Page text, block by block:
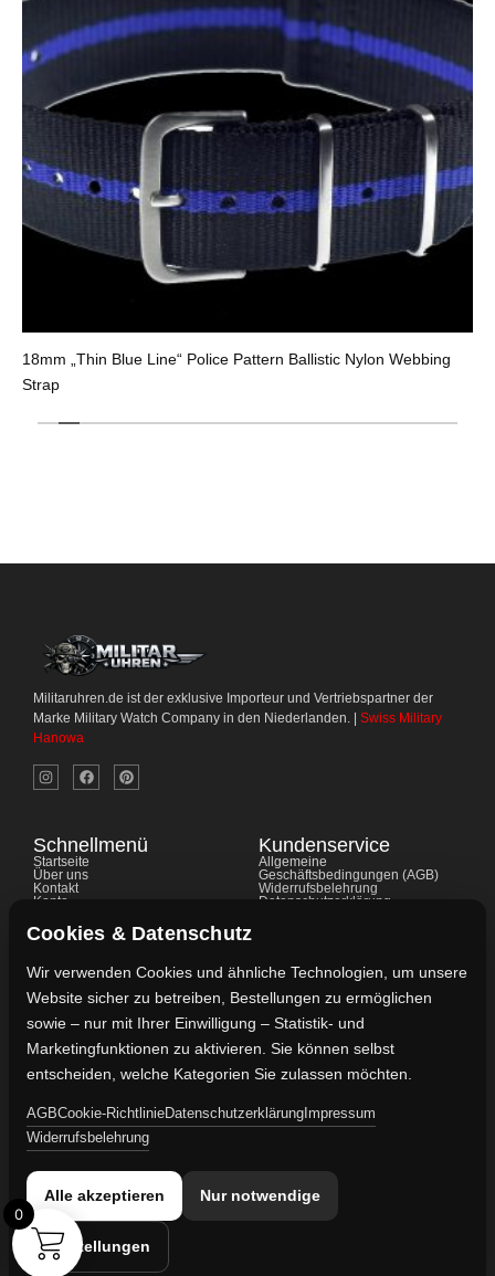
18mm „Thin Blue Line“ Police Pattern Ballistic Nylon Webbing
Strap
Militaruhren.de ist der exklusive Importeur und Vertriebspartner der
Marke Military Watch Company in den Niederlanden. | Swiss Military
Hanowa
Schnellmenü
Startseite
Über uns
Kontakt
Konto
FAQ's
Kundenservice
Allgemeine
Geschäftsbedingungen (AGB)
Widerrufsbelehrung
Datenschutzerklärung
Kontaktdaten
Vertreten durch:
Lievaart B.V.
Kontakt:
info@militaruhren.de
KVK-Nummer: 74829491
Umsatzsteuer-ID:
Cookies & Datenschutz
Wir verwenden Cookies und ähnliche Technologien, um unsere
Website sicher zu betreiben, Bestellungen zu ermöglichen
sowie – nur mit Ihrer Einwilligung – Statistik- und
Marketingfunktionen zu aktivieren. Sie können selbst
entscheiden, welche Kategorien Sie zulassen möchten.
AGBCookie-RichtlinieDatenschutzerklärung Impressum
Widerrufsbelehrung
Alle akzeptieren Nur notwendige
Einstellungen
0